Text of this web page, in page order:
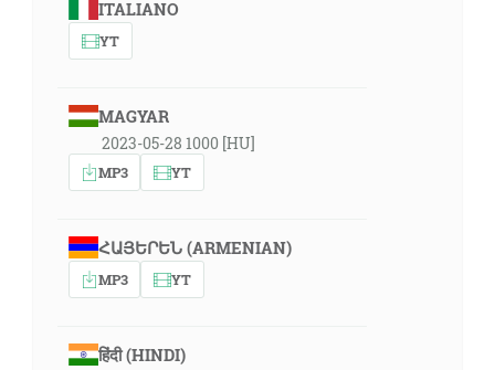
ITALIANO
YT
MAGYAR
2023-05-28 1000 [HU]
MP3 YT
ՀԱՅԵՐԵՆ (ARMENIAN)
MP3 YT
हिंदी (HINDI)